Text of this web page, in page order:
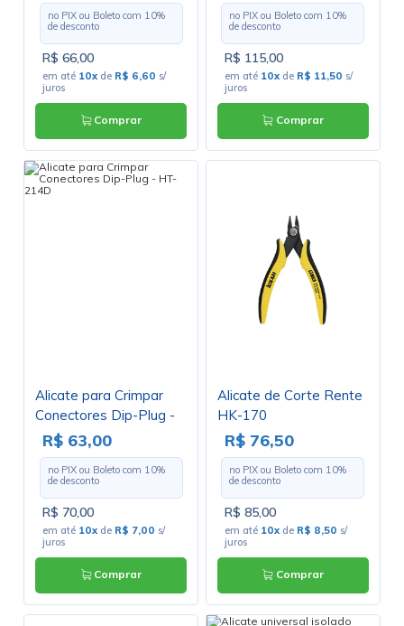
no PIX ou Boleto com 10%
de desconto
R$ 66,00
em até 10x de R$ 6,60 s/
juros
Comprar
no PIX ou Boleto com 10%
de desconto
R$ 115,00
em até 10x de R$ 11,50 s/
juros
Comprar
Alicate para Crimpar
Conectores Dip-Plug -
HT-214D
R$ 63,00
no PIX ou Boleto com 10%
de desconto
R$ 70,00
em até 10x de R$ 7,00 s/
juros
Comprar
Alicate de Corte Rente
HK-170
R$ 76,50
no PIX ou Boleto com 10%
de desconto
R$ 85,00
em até 10x de R$ 8,50 s/
juros
Comprar